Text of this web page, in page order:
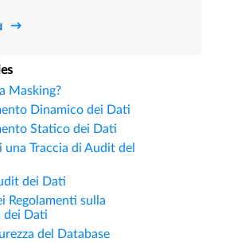
Masking?
Dinamico dei Dati
Statico dei Dati
Traccia di Audit del
dei Dati
Regolamenti sulla
dei Dati
del Database